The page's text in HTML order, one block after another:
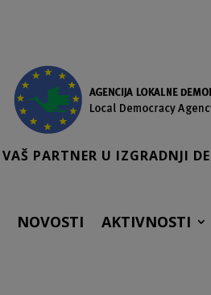
VAŠ PARTNER U IZGRADNJI
NOVOSTI AKTIVNOSTI